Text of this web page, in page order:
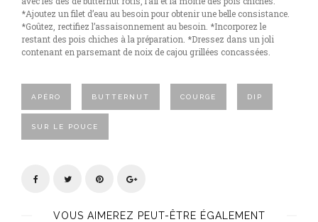
*Ajoutez un filet d’eau au besoin pour obtenir une belle consistance.
*Goûtez, rectifiez l’assaisonnement au besoin. *Incorporez le
restant des pois chiches à la préparation. *Dressez dans un joli
contenant en parsemant de noix de cajou grillées concassées.
APÉRO BUTTERNUT COURGE DIP
SUR LE POUCE
VOUS AIMEREZ PEUT-ÊTRE ÉGALEMENT